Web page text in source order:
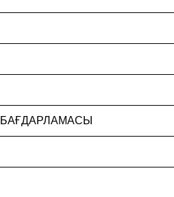
БАҒДАРЛАМАСЫ